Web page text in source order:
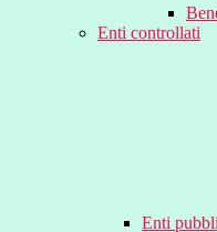
Enti controllati
Enti